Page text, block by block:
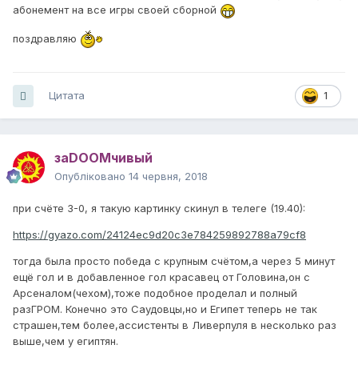
абонемент на все игры своей сборной
поздравляю
1
Цитата
заDOOMчивый
Опубліковано 14 червня, 2018
при счёте 3-0, я такую картинку скинул в телеге (19.40):
https://gyazo.com/24124ec9d20c3e784259892788a79cf8
тогда была просто победа с крупным счётом,а через 5 минут
ещё гол и в добавленное гол красавец от Головина,он с
Арсеналом(чехом),тоже подобное проделал и полный
разГРОМ. Конечно это Саудовцы,но и Египет теперь не так
страшен,тем более,ассистенты в Ливерпуля в несколько раз
выше,чем у египтян.